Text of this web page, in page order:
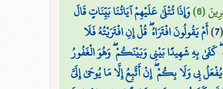
(6) وَإِذَا تُتْلَىٰ عَلَيْهِمْ آيَاتُنَا بَيِّنَاتٍ قَالَ
7
)أَمْ يَقُولُونَ افْتَرَاهُ ۖ قُلْ إِنِ افْتَرَيْتُهُ فَلَا
بِهِ شَهِيدًا بَيْنِي وَبَيْنَكُمْ ۖ وَهُوَ الْغَفُورُ
بِي وَلَا بِكُمْ ۖ إِنْ أَتَّبِعُ إِلَّا مَا يُوحَىٰ إِلَيَّ